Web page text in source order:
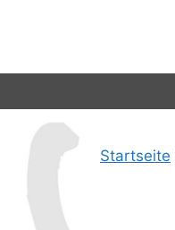
Startseite